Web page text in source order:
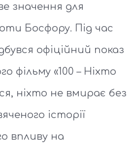
значення для
Босфору. Під час
офіційний показ
фільму «100 – Ніхто
ніхто не вмирає без
історії
впливу на